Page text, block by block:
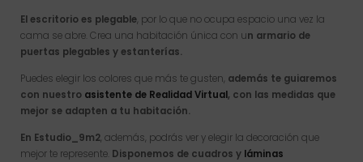
El escritorio es plegable , por lo que no ocupa espacio una vez la
cama se abre. Crea una habitación única con un armario de
puertas plegables y estanterías.
Puedes elegir los colores que más te gusten, además te guiaremos
con nuestro asistente de Realidad Virtual, con las medidas que
mejor se adapten a tu habitación.
En Estudio_9m2, además, podrás ver y elegir la decoración que
mejor te represente. Disponemos de cuadros y láminas